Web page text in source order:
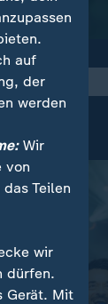
Video1:33
auf
der
werden
Wir
von
Teilen
wir
dürfen.
Gerät. Mit